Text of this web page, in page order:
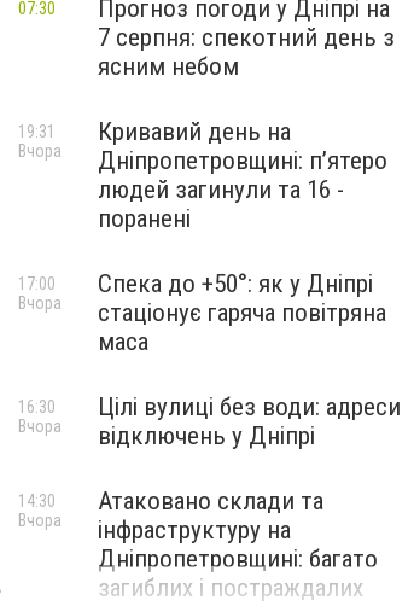
Прогноз погоди у Дніпрі на
7 серпня: спекотний день з
ясним небом
07:30
Кривавий день на
Дніпропетровщині: п’ятеро
людей загинули та 16 -
поранені
19:31
Вчора
Спека до +50°: як у Дніпрі
стаціонує гаряча повітряна
маса
17:00
Вчора
Цілі вулиці без води: адреси
відключень у Дніпрі
16:30
Вчора
Атаковано склади та
інфраструктуру на
Дніпропетровщині: багато
загиблих і постраждалих
14:30
Вчора